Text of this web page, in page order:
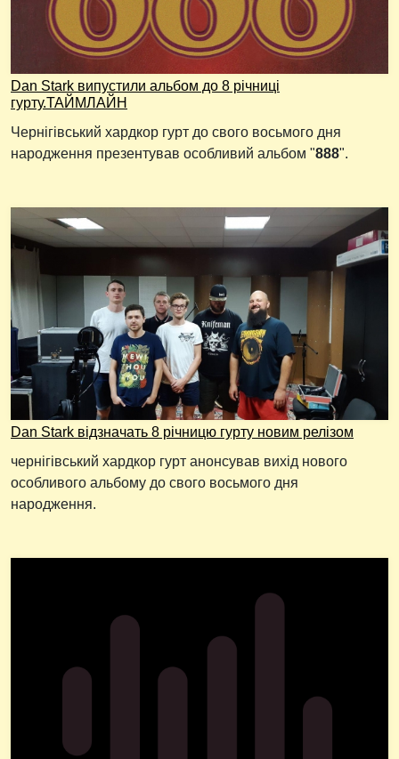
Dan Stark випустили альбом до 8 річниці
гурту.ТАЙМЛАЙН
Чернігівський хардкор гурт до свого восьмого дня
народження презентував особливий альбом "888".
Dan Stark відзначать 8 річницю гурту новим релізом
чернігівський хардкор гурт анонсував вихід нового
особливого альбому до свого восьмого дня
народження.